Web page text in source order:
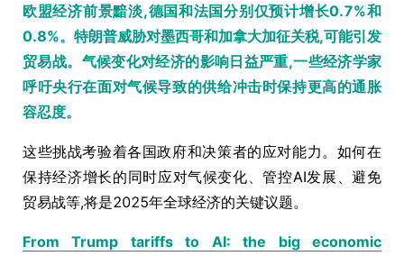
欧盟经济前景黯淡,德国和法国分别仅预计增长0.7%和
0.8%。特朗普威胁对墨西哥和加拿大加征关税,可能引发
贸易战。气候变化对经济的影响日益严重,一些经济学家
呼吁央行在面对气候导致的供给冲击时保持更高的通胀
容忍度。
这些挑战考验着各国政府和决策者的应对能力。如何在
保持经济增长的同时应对气候变化、管控AI发展、避免
贸易战等,将是2025年全球经济的关键议题。
From Trump tariffs to AI: the big economic